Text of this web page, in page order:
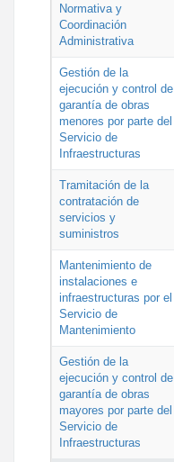
Normativa y
Coordinación
Administrativa
Gestión de la
ejecución y control de
garantía de obras
menores por parte del
Servicio de
Infraestructuras
Tramitación de la
contratación de
servicios y
suministros
Mantenimiento de
instalaciones e
infraestructuras por el
Servicio de
Mantenimiento
Gestión de la
ejecución y control de
garantía de obras
mayores por parte del
Servicio de
Infraestructuras